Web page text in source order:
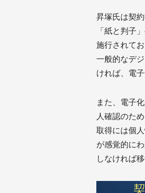
昇塚氏は契
「紙と判子
施行されて
一般的なデ
ければ、電
また、電子
人確認のた
取得には個
が感覚的に
しなければ